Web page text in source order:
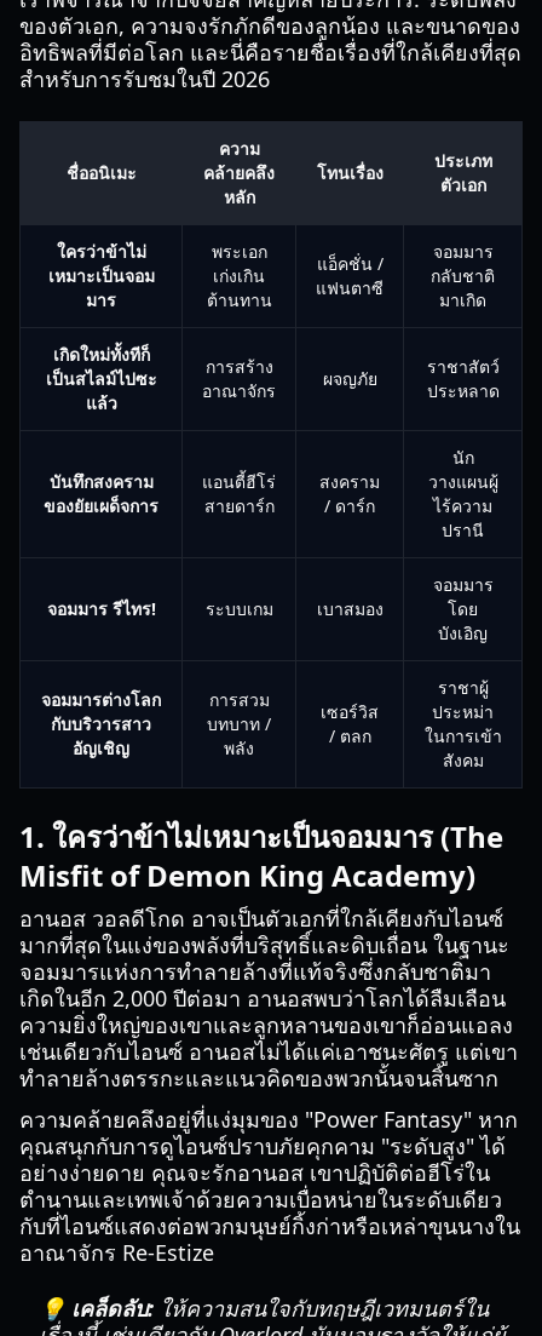
ของตัวเอก, ความจงรักภักดีของลูกน้อง และขนาดของ
อิทธิพลที่มีต่อโลก และนี่คือรายชื่อเรื่องที่ใกล้เคียงที่สุด
สำหรับการรับชมในปี 2026
ชื่ออนิเมะ
ความ
คล้ายคลึง
หลัก
โทนเรื่อง
ประเภท
ตัวเอก
ใครว่าข้าไม่
เหมาะเป็นจอม
มาร
พระเอก
เก่งเกิน
ต้านทาน
แอ็คชั่น /
แฟนตาซี
จอมมาร
กลับชาติ
มาเกิด
เกิดใหม่ทั้งทีก็
เป็นสไลม์ไปซะ
แล้ว
การสร้าง
อาณาจักร
ผจญภัย
ราชาสัตว์
ประหลาด
บันทึกสงคราม
ของยัยเผด็จการ
แอนตี้ฮีโร่
สายดาร์ก
สงคราม
/ ดาร์ก
นัก
วางแผนผู้
ไร้ความ
ปรานี
จอมมาร รีไทร! ระบบเกม เบาสมอง
จอมมาร
โดย
บังเอิญ
จอมมารต่างโลก
กับบริวารสาว
อัญเชิญ
การสวม
บทบาท /
พลัง
เซอร์วิส
/ ตลก
ราชาผู้
ประหม่า
ในการเข้า
สังคม
1. ใครว่าข้าไม่เหมาะเป็นจอมมาร (The
Misfit of Demon King Academy)
อานอส วอลดีโกด อาจเป็นตัวเอกที่ใกล้เคียงกับไอนซ์
มากที่สุดในแง่ของพลังที่บริสุทธิ์และดิบเถื่อน ในฐานะ
จอมมารแห่งการทำลายล้างที่แท้จริงซึ่งกลับชาติมา
เกิดในอีก 2,000 ปีต่อมา อานอสพบว่าโลกได้ลืมเลือน
ความยิ่งใหญ่ของเขาและลูกหลานของเขาก็อ่อนแอลง
เช่นเดียวกับไอนซ์ อานอสไม่ได้แค่เอาชนะศัตรู แต่เขา
ทำลายล้างตรรกะและแนวคิดของพวกนั้นจนสิ้นซาก
ความคล้ายคลึงอยู่ที่แง่มุมของ "Power Fantasy" หาก
คุณสนุกกับการดูไอนซ์ปราบภัยคุกคาม "ระดับสูง" ได้
อย่างง่ายดาย คุณจะรักอานอส เขาปฏิบัติต่อฮีโร่ใน
ตำนานและเทพเจ้าด้วยความเบื่อหน่ายในระดับเดียว
กับที่ไอนซ์แสดงต่อพวกมนุษย์กิ้งก่าหรือเหล่าขุนนางใน
อาณาจักร Re-Estize
💡 เคล็ดลับ: ให้ความสนใจกับทฤษฎีเวทมนตร์ใน